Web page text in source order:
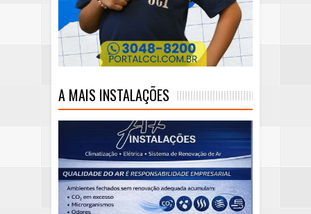
A MAIS INSTALAÇÕES